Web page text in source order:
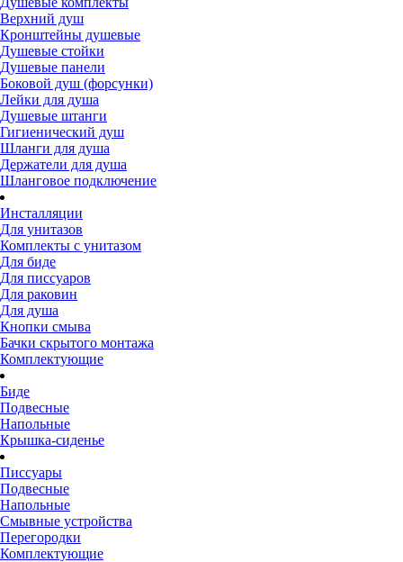
Верхний душ
Кронштейны душевые
Душевые стойки
Душевые панели
Боковой душ (форсунки)
Лейки для душа
Душевые штанги
Гигиенический душ
Шланги для душа
Держатели для душа
Шланговое подключение
Инсталляции
Для унитазов
Комплекты с унитазом
Для биде
Для писсуаров
Для раковин
Для душа
Кнопки смыва
Бачки скрытого монтажа
Комплектующие
Биде
Подвесные
Напольные
Крышка-сиденье
Писсуары
Подвесные
Напольные
Смывные устройства
Перегородки
Комплектующие